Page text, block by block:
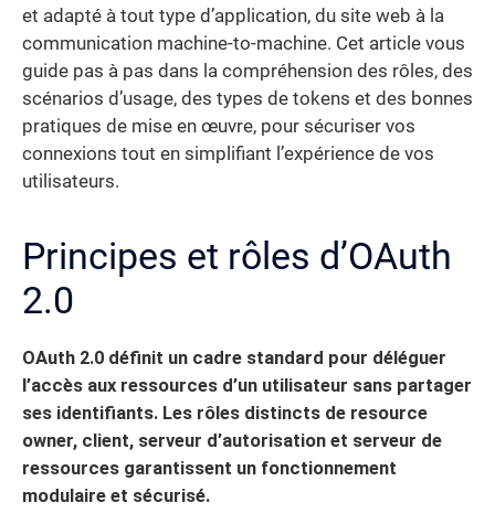
et adapté à tout type d’application, du site web à la
communication machine-to-machine. Cet article vous
guide pas à pas dans la compréhension des rôles, des
scénarios d’usage, des types de tokens et des bonnes
pratiques de mise en œuvre, pour sécuriser vos
connexions tout en simplifiant l’expérience de vos
utilisateurs.
Principes et rôles d’OAuth
2.0
OAuth 2.0 définit un cadre standard pour déléguer
l’accès aux ressources d’un utilisateur sans partager
ses identifiants. Les rôles distincts de resource
owner, client, serveur d’autorisation et serveur de
ressources garantissent un fonctionnement
modulaire et sécurisé.